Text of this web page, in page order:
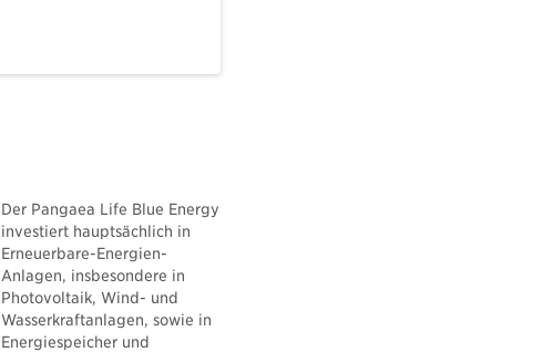
Der Pangaea Life Blue Energy
investiert hauptsächlich in
Erneuerbare-Energien-
Anlagen, insbesondere in
Photovoltaik, Wind- und
Wasserkraftanlagen, sowie in
Energiespeicher und